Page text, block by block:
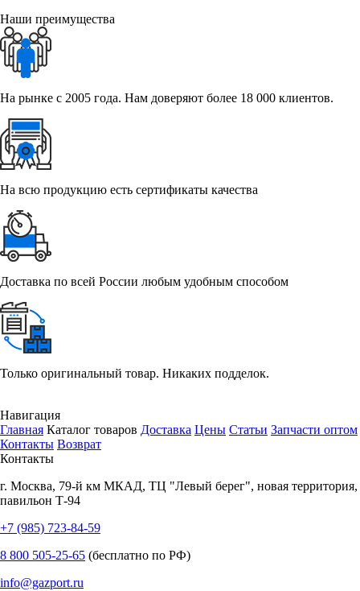
Наши преимущества
На рынке с 2005 года. Нам доверяют более 18 000 клиентов.
На всю продукцию есть сертификаты качества
Доставка по всей России любым удобным способом
Только оригинальный товар. Никаких подделок.
Навигация
Главная Каталог товаров Доставка Цены Статьи Запчасти оптом
Контакты Возврат
Контакты
г. Москва, 79-й км МКАД, ТЦ "Левый берег", новая территория,
павильон Т-94
+7 (985) 723-84-59
8 800 505-25-65 (бесплатно по РФ)
info@gazport.ru